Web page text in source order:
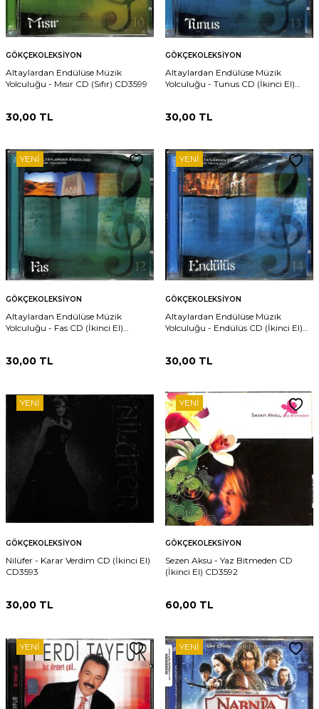
GÖKÇEKOLEKSIYON
Altaylardan Endülüse Müzik
Yolculuğu - Mısır CD (Sıfır) CD3599
30,00 TL
GÖKÇEKOLEKSIYON
Altaylardan Endülüse Müzik
Yolculuğu - Tunus CD (İkinci El)
30,00 TL
YENI
GÖKÇEKOLEKSIYON
Altaylardan Endülüse Müzik
Yolculuğu - Fas CD (İkinci El)
30,00 TL
YENI
GÖKÇEKOLEKSIYON
Altaylardan Endülüse Müzik
Yolculuğu - Endülüs CD (İkinci El)
30,00 TL
YENI
GÖKÇEKOLEKSIYON
Nilüfer - Karar Verdim CD (İkinci El)
CD3593
30,00 TL
YENI
GÖKÇEKOLEKSIYON
Sezen Aksu - Yaz Bitmeden CD
(İkinci El) CD3592
60,00 TL
YENI YENI